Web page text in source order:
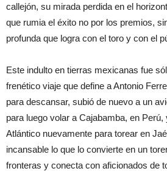
callejón, su mirada perdida en el
que rumia el éxito no por los premios,
profunda que logra con el toro y con el
Este indulto en tierras mexicanas fue
frenético viaje que define a Antonio
para descansar, subió de nuevo a un
para luego volar a Cajabamba, en
Atlántico nuevamente para torear en
incansable lo que lo convierte en un
fronteras y conecta con aficionados de